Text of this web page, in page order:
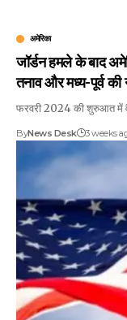
अमेरिका
जॉर्डन हमले के बाद
तनाव और मध्य-पूर्व की
फरवरी 2024 की शुरुआत में
ByNews Desk 3 weeks